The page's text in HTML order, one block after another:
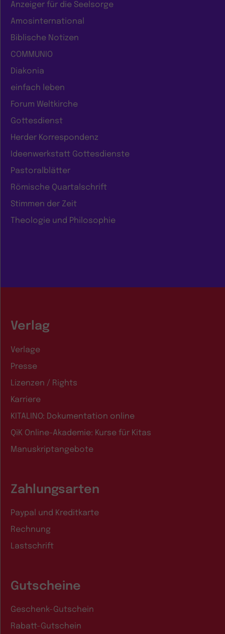
Anzeiger für die Seelsorge
Amosinternational
Biblische Notizen
COMMUNIO
Diakonia
einfach leben
Forum Weltkirche
Gottesdienst
Herder Korrespondenz
Ideenwerkstatt Gottesdienste
Pastoralblätter
Römische Quartalschrift
Stimmen der Zeit
Theologie und Philosophie
Verlag
Verlage
Presse
Lizenzen / Rights
Karriere
KITALINO: Dokumentation online
QiK Online-Akademie: Kurse für Kitas
Manuskriptangebote
Zahlungsarten
Paypal und Kreditkarte
Rechnung
Lastschrift
Gutscheine
Geschenk-Gutschein
Rabatt-Gutschein